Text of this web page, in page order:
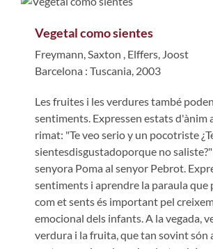
Vegetal como sientes
Freymann, Saxton Elffers, Joost
Barcelona : Tuscania, 2003
Les fruites i les verdures també
sentiments. Expressen estats d'ànim
rimat: "Te veo serio y un pocotriste
sientesdisgustadoporque no
senyora Poma al senyor Pebrot.
sentiments i aprendre la paraula que
com et sents és important pel
emocional dels infants. A la vegada,
verdura i la fruita, que tan sovint són